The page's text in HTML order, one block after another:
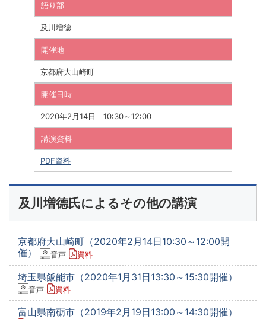
語り部
及川増德
開催地
京都府大山崎町
開催日時
2020年2月14日 10:30～12:00
講演資料
PDF資料
及川増德氏によるその他の講演
京都府大山崎町（2020年2月14日10:30～12:00開
催）
音声 資料
埼玉県飯能市（2020年1月31日13:30～15:30開催）
音声 資料
富山県南砺市（2019年2月19日13:00～14:30開催）